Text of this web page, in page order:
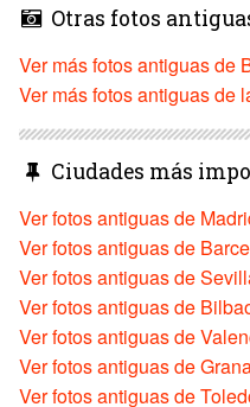
Otras fotos
Ver más fotos antiguas de
Ver más fotos antiguas de
Ciudades más
Ver fotos antiguas de
Ver fotos antiguas de
Ver fotos antiguas de
Ver fotos antiguas de
Ver fotos antiguas de
Ver fotos antiguas de
Ver fotos antiguas de